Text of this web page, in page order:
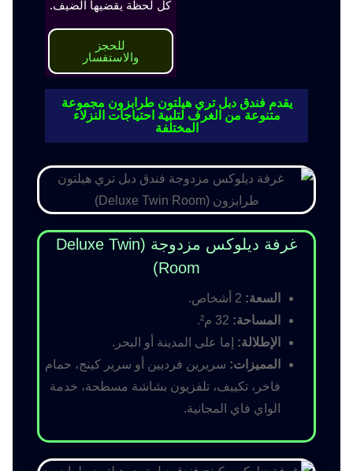
كل لحظة يقضيها الضيف.
للحجز
والاستفسار
يقدم فندق دبل تري هيلتون طرابزون مجموعة
متنوعة من الغرف لتلبية احتياجات النزلاء
المختلفة
غرفة ديلوكس مزدوجة (Deluxe Twin
Room)
السعة:
المساحة:
الإطلالة: إما على المدينة أو البحر.
المميزات: سريرين فرديين أو سرير كينج، حمام
فاخر، تكييف، تلفزيون بشاشة مسطحة، خدمة
الواي فاي المجانية.